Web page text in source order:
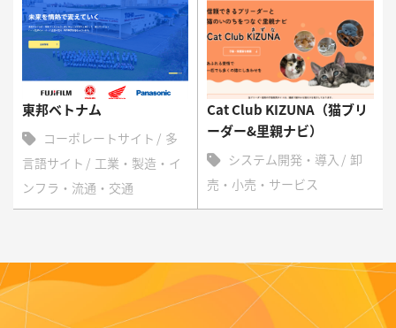
東邦ベトナム
コーポレートサイト
多
言語サイト
工業・製造・イ
ンフラ・流通・交通
Cat Club KIZUNA（猫ブリ
ーダー&里親ナビ）
システム開発・導入
卸
売・小売・サービス